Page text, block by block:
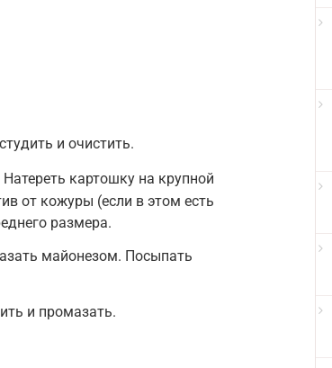
и очистить.
картошку на крупной
от кожуры (если в этом есть
размера.
майонезом. Посыпать
и промазать.